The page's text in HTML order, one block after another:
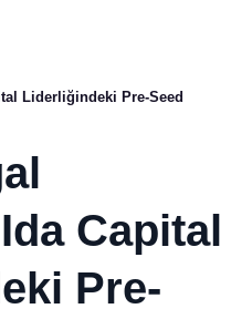
Liderliğindeki Pre-Seed
Capital
Pre-